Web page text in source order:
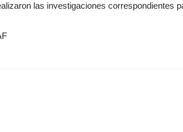
las investigaciones correspondientes